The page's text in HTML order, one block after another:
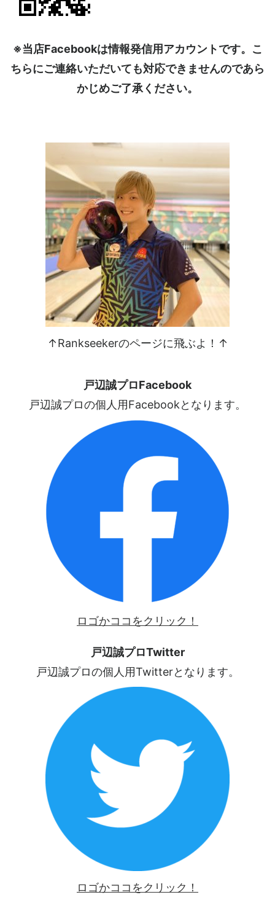
※当店Facebookは情報発信用アカウントです。こ
ちらにご連絡いただいても対応できませんのであら
かじめご了承ください。
↑Rankseekerのページに飛ぶよ！↑
戸辺誠プロFacebook
戸辺誠プロの個人用Facebookとなります。
ロゴかココをクリック！
戸辺誠プロTwitter
戸辺誠プロの個人用Twitterとなります。
ロゴかココをクリック！